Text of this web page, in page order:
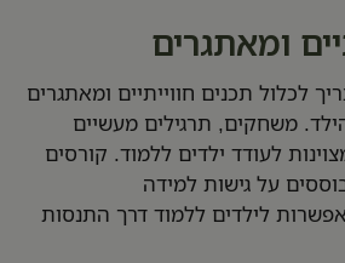
ומאתגרים
לכלול תכנים חווייתיים ומאתגרים
משחקים, תרגילים מעשיים
לעודד ילדים ללמוד. קורסים
על גישות למידה
לילדים ללמוד דרך התנסות